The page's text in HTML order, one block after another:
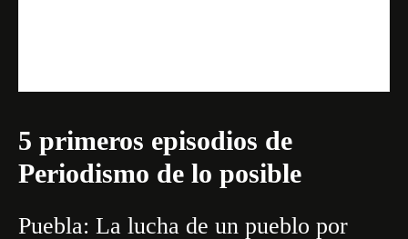
5 primeros episodios de
Periodismo de lo posible
Puebla: La lucha de un pueblo por